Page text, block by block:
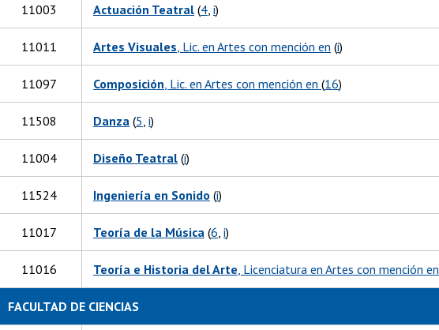
11003 Actuación Teatral (4 i)
11011 Artes Visuales , Lic. en Artes con mención en (i)
11097 Composición , Lic. en Artes con mención en (16)
11508 Danza (5 i)
11004 Diseño Teatral (i)
11524 Ingeniería en Sonido (i)
11017 Teoría de la Música (6 i)
11016 Teoría e Historia del Arte , Licenciatura en Artes con mención en
FACULTAD DE CIENCIAS